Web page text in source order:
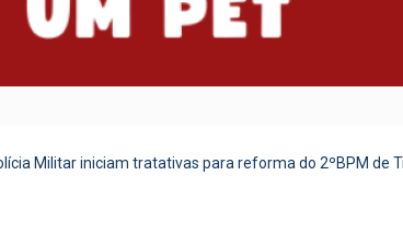
Militar iniciam tratativas para reforma do 2ºBPM de